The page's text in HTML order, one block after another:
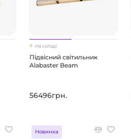
На складі
Підвісний світильник
Alabaster Beam
56496грн.
Новинка